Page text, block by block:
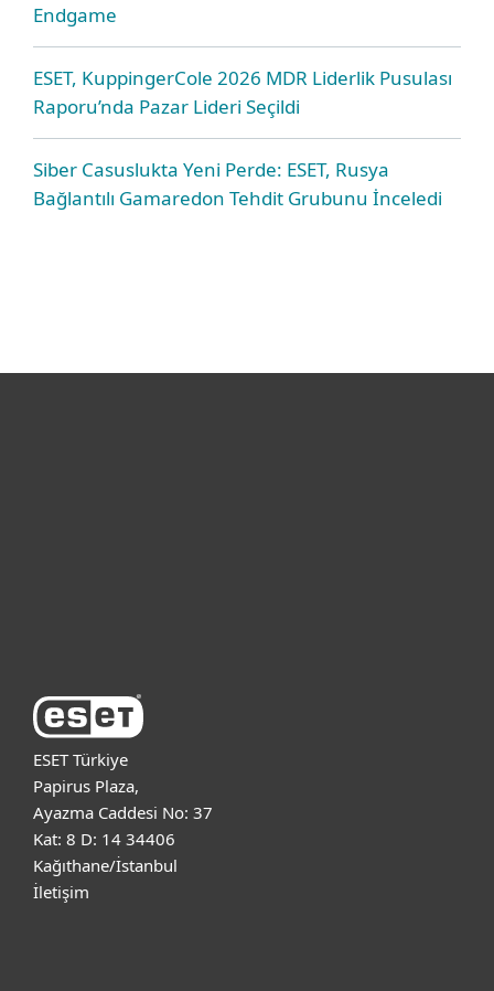
Endgame
ESET, KuppingerCole 2026 MDR Liderlik Pusulası
Raporu’nda Pazar Lideri Seçildi
Siber Casuslukta Yeni Perde: ESET, Rusya
Bağlantılı Gamaredon Tehdit Grubunu İnceledi
ESET Türkiye
Papirus Plaza,
Ayazma Caddesi No: 37
Kat: 8 D: 14 34406
Kağıthane/İstanbul
İletişim